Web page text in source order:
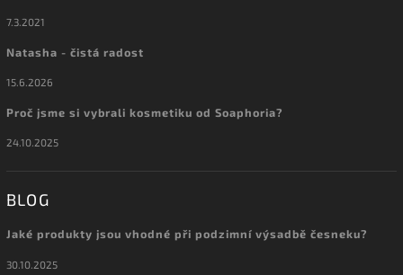
7.3.2021
Natasha - čistá radost
15.6.2026
Proč jsme si vybrali kosmetiku od Soaphoria?
24.10.2025
BLOG
Jaké produkty jsou vhodné při podzimní výsadbě česneku?
30.10.2025